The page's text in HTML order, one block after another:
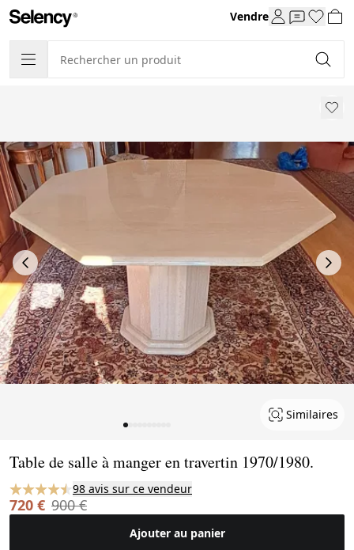
Vendre
Similaires
Table de salle à manger en travertin 1970/1980.
98 avis sur ce vendeur
720 € 900 €
Ajouter au panier